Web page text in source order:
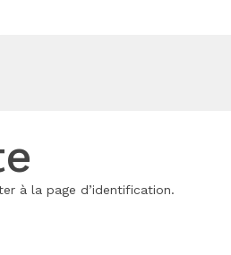
à la page d’identification.